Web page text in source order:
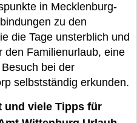
in Mecklenburg-
zu den
die Tage unsterblich und
den Familienurlaub, eine
bei der
selbstständig erkunden.
und viele Tipps für